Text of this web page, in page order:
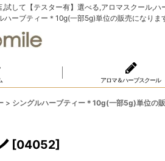
試して【テスター有】選べる,アロマスクール,
ハーブティー＊10g(一部5g)単位の販売になりま
アロマ＆ハーブスクール
> シングルハーブティー＊10g(一部5g)単位の
[04052]